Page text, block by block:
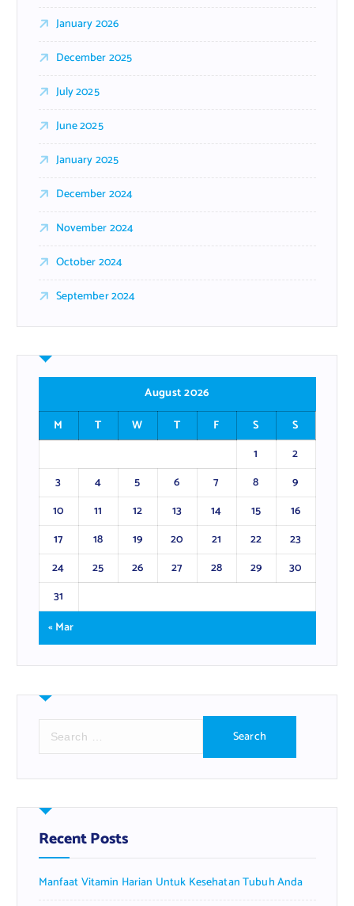
January 2026
December 2025
July 2025
June 2025
January 2025
December 2024
November 2024
October 2024
September 2024
August 2026
M
T W T F S
S
1
2
3
4 5 6 7 8
9
10
11 12 13 14 15
16
17
18 19 20 21 22
23
24
25 26 27 28 29
30
31
« Mar
r
h
f
o
:
Recent Posts
Manfaat Vitamin Harian Untuk Kesehatan Tubuh Anda